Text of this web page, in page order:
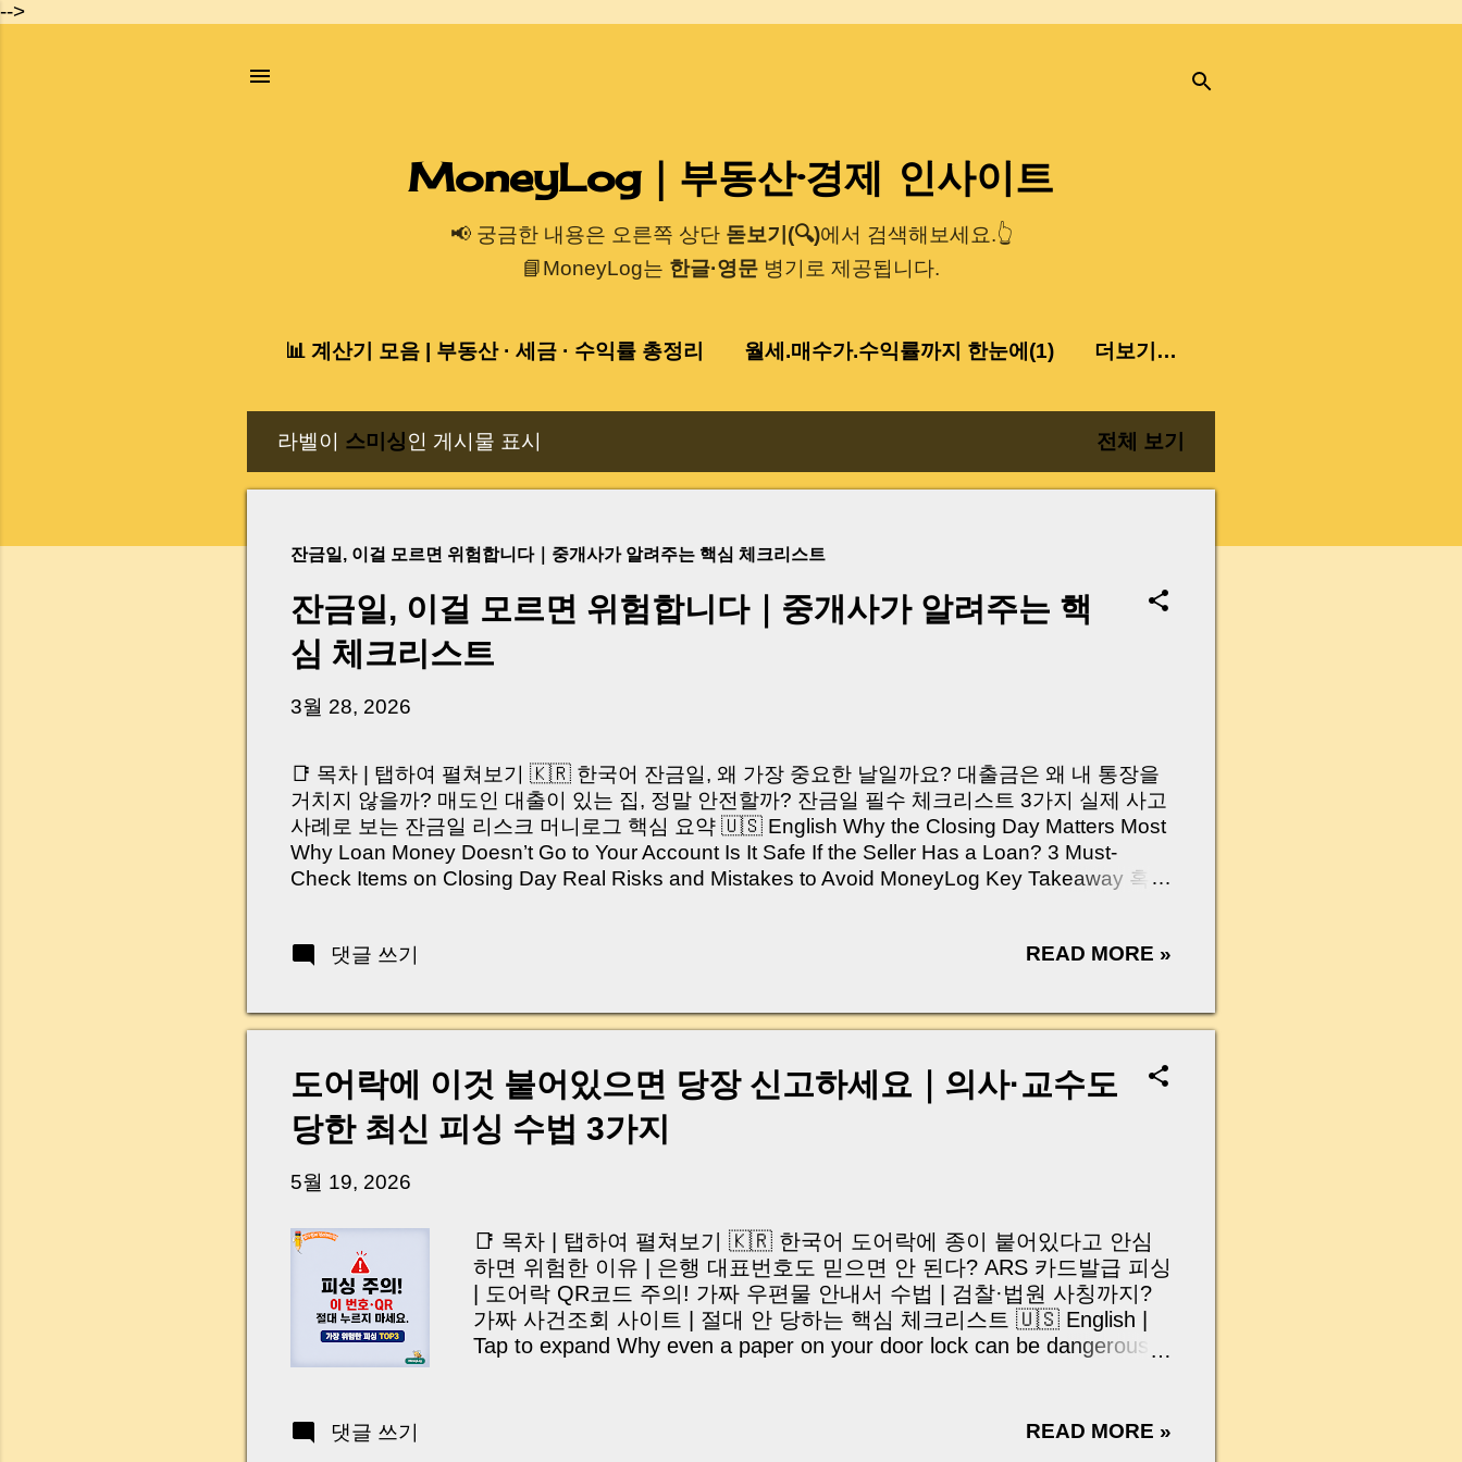
-->
기본 콘텐츠로 건너뛰기
MoneyLog｜부동산·경제 인사이트
📢 궁금한 내용은 오른쪽 상단돋보기(🔍)에서 검색해보세요.👆
📘MoneyLog는 한글·영문 병기로 제공됩니다.
📊 계산기 모음 | 부동산 · 세금 · 수익률 총정리 월세.매수가.수익률까지 한눈에(1) 더보기…
라벨이 스미싱인 게시물 표시 전체 보기
잔금일, 이걸 모르면 위험합니다｜중개사가 알려주는 핵심 체크리스트
잔금일, 이걸 모르면 위험합니다｜중개사가 알려주는 핵
심 체크리스트
3월 28, 2026
📑 목차 | 탭하여 펼쳐보기 🇰🇷 한국어 잔금일, 왜 가장 중요한 날일까요? 대출금은 왜 내 통장을
거치지 않을까? 매도인 대출이 있는 집, 정말 안전할까? 잔금일 필수 체크리스트 3가지 실제 사고
사례로 보는 잔금일 리스크 머니로그 핵심 요약 🇺🇸 English Why the Closing Day Matters Most
Why Loan Money Doesn’t Go to Your Account Is It Safe If the Seller Has a Loan? 3 Must-
Check Items on Closing Day Real Risks and Mistakes to Avoid MoneyLog Key Takeaway 혹시
억 원이 한 번에 움직이는 가장 긴장되는 순간 입니다. 실제로 제가 중개 현장에서 겪었던 일입니
황이 있었습니다. 또 어떤 분은 이렇게 말씀하십니다. “내 대출인데 왜 내 통장으로 안 들어오죠?”
“매도인이 대출 안 갚고 도망가면 어떡하죠?” 이 모든 불안, 사실은 ‘구조’를 몰라서 생기는 걱정입
꼭 준비해야 하는지 중개 실무 기준으로 아주 쉽게 풀어드리겠습니다. 이 글 하나만 제대로 이해
하시면, 잔금일이 더 이상 두려운 날이 아니라 “내 집을 완성하는 마지막 퍼즐” 이 될 수 있습니다. |
Introduction (Tap to expand) Have you ever thought like this? “Closing day…...
댓글 쓰기 READ MORE »
도어락에 이것 붙어있으면 당장 신고하세요｜의사·교수도
당한 최신 피싱 수법 3가지
5월 19, 2026
📑 목차 | 탭하여 펼쳐보기 🇰🇷 한국어 도어락에 종이 붙어있다고 안심
하면 위험한 이유 | 은행 대표번호도 믿으면 안 된다? ARS 카드발급 피싱
| 도어락 QR코드 주의! 가짜 우편물 안내서 수법 | 검찰·법원 사칭까지?
가짜 사건조회 사이트 | 절대 안 당하는 핵심 체크리스트 🇺🇸 English |
Tap to expand Why even a paper on your door lock can be dangerous |
Anti-phishing survival checklist 안녕하세요, 머니로그(MoneyLog)입니다
댓글 쓰기 READ MORE »